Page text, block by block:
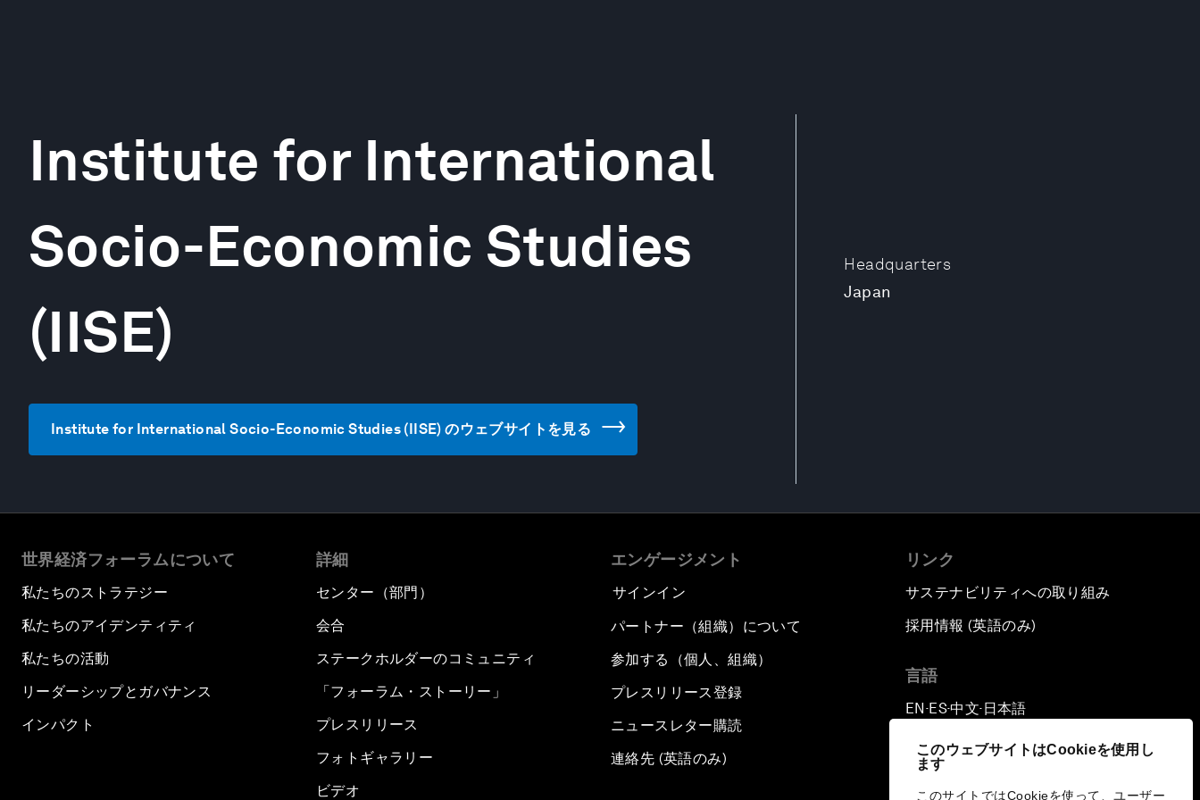
このウェブサイトはCookieを使用し
ます
このサイトではCookieを使って、ユーザー
Headquarters
Japan
Institute for International
Socio-Economic Studies
(IISE)
Institute for International Socio-Economic Studies (IISE) のウェブサイトを見る
世界経済フォーラムについて
私たちのストラテジー
私たちのアイデンティティ
私たちの活動
リーダーシップとガバナンス
インパクト
詳細
センター（部門）
会合
ステークホルダーのコミュニティ
「フォーラム・ストーリー」
プレスリリース
フォトギャラリー
ビデオ
エンゲージメント
サインイン
パートナー（組織）について
参加する（個人、組織）
プレスリリース登録
ニュースレター購読
連絡先 (英語のみ)
リンク
サステナビリティへの取り組み
採用情報 (英語のみ)
言語
EN ▪ES▪中文▪ 日本語